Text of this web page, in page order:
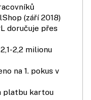
(září 2018)
doručuje přes
2,2 milionu
na 1. pokus v
platbu kartou